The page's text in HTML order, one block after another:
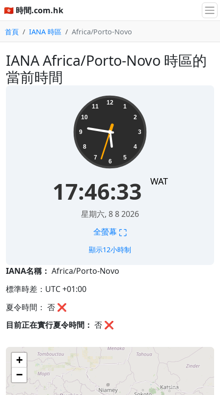
🇭🇰 時間.com.hk
首頁 IANA 時區 Africa/Porto-Novo
IANA Africa/Porto-Novo 時區的
當前時間
12
1
2
3
4
5
6
7
8
9
10
11
17:46:34 WAT
星期六, 8 8 2026
全螢幕 ⛶
顯示12小時制
IANA名稱： Africa/Porto-Novo
標準時差：UTC +01:00
夏令時間： 否 ❌
目前正在實行夏令時間： 否 ❌
+
−